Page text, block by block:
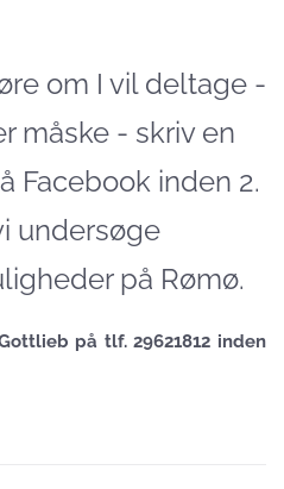
om I vil deltage -
måske - skriv en
Facebook inden 2.
undersøge
på Rømø.
på tlf. 29621812 inden